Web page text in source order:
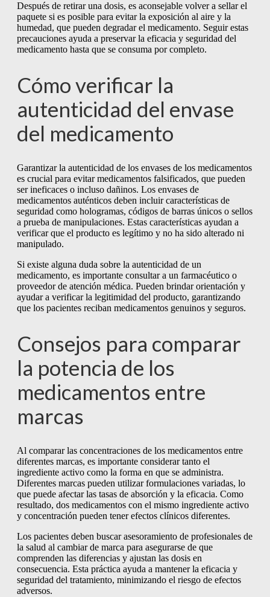
Después de retirar una dosis, es aconsejable volver a sellar el
paquete si es posible para evitar la exposición al aire y la
humedad, que pueden degradar el medicamento. Seguir estas
precauciones ayuda a preservar la eficacia y seguridad del
medicamento hasta que se consuma por completo.
Cómo verificar la
autenticidad del envase
del medicamento
Garantizar la autenticidad de los envases de los medicamentos
es crucial para evitar medicamentos falsificados, que pueden
ser ineficaces o incluso dañinos. Los envases de
medicamentos auténticos deben incluir características de
seguridad como hologramas, códigos de barras únicos o sellos
a prueba de manipulaciones. Estas características ayudan a
verificar que el producto es legítimo y no ha sido alterado ni
manipulado.
Si existe alguna duda sobre la autenticidad de un
medicamento, es importante consultar a un farmacéutico o
proveedor de atención médica. Pueden brindar orientación y
ayudar a verificar la legitimidad del producto, garantizando
que los pacientes reciban medicamentos genuinos y seguros.
Consejos para comparar
la potencia de los
medicamentos entre
marcas
Al comparar las concentraciones de los medicamentos entre
diferentes marcas, es importante considerar tanto el
ingrediente activo como la forma en que se administra.
Diferentes marcas pueden utilizar formulaciones variadas, lo
que puede afectar las tasas de absorción y la eficacia. Como
resultado, dos medicamentos con el mismo ingrediente activo
y concentración pueden tener efectos clínicos diferentes.
Los pacientes deben buscar asesoramiento de profesionales de
la salud al cambiar de marca para asegurarse de que
comprenden las diferencias y ajustan las dosis en
consecuencia. Esta práctica ayuda a mantener la eficacia y
seguridad del tratamiento, minimizando el riesgo de efectos
adversos.